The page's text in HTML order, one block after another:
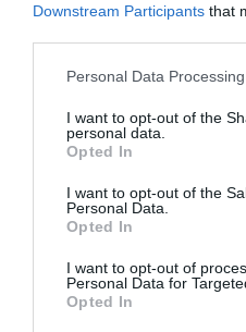
Downstream Participants that
Please note that this website/
not limited to your visit or
grant or deny consent to
use your data for below
consent section.
Personal Data
I want to opt-out of the
personal data.
Opted In
I want to opt-out of the
Personal Data.
Opted In
I want to opt-out of
Personal Data for
Opted In
Lekapcsolt és
zugalkuszt
Az MNB azonnali hatállyal
hogy jogosulatlan pénzügyi